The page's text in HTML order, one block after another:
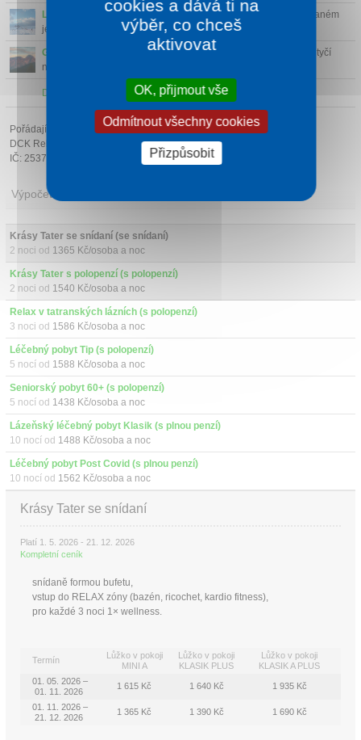
Lyžařský areál Ugory (25 km)- Lyžařský areál Ugory v Zakopaném
je menší a kli...
Giewont
- Giewont je hora v polských Tatrách, která se tyčí
nad městem Zak...
Další atrakce v okolí
Pořádající cestovní kancelář:
DCK Rekrea Ostrava s.r.o.
IČ: 25379178
Výpočet ceny
Krásy Tater se snídaní (se snídaní)
2 noci od 1365 Kč/osoba a noc
Krásy Tater s polopenzí (s polopenzí)
2 noci od 1540 Kč/osoba a noc
Relax v tatranských lázních (s polopenzí)
3 noci od 1586 Kč/osoba a noc
Léčebný pobyt Tip (s polopenzí)
5 nocí od 1588 Kč/osoba a noc
Seniorský pobyt 60+ (s polopenzí)
5 nocí od 1438 Kč/osoba a noc
Lázeňský léčebný pobyt Klasik (s plnou penzí)
10 nocí od 1488 Kč/osoba a noc
Léčebný pobyt Post Covid (s plnou penzí)
10 nocí od 1562 Kč/osoba a noc
Krásy Tater se snídaní
Platí 1. 5. 2026 - 21. 12. 2026
Kompletní ceník
snídaně formou bufetu,
vstup do RELAX zóny (bazén, ricochet, kardio fitness),
pro každé 3 noci 1× wellness.
Termín
Lůžko v pokoji
MINI A
Lůžko v pokoji
KLASIK PLUS
Lůžko v pokoji
KLASIK A PLUS
01. 05. 2026 –
01. 11. 2026
1 615 Kč 1 640 Kč 1 935 Kč
01. 11. 2026 –
21. 12. 2026
1 365 Kč 1 390 Kč 1 690 Kč
cookies a dává ti na
výběr, co chceš
aktivovat
OK, přijmout vše
Odmítnout všechny cookies
Přizpůsobit